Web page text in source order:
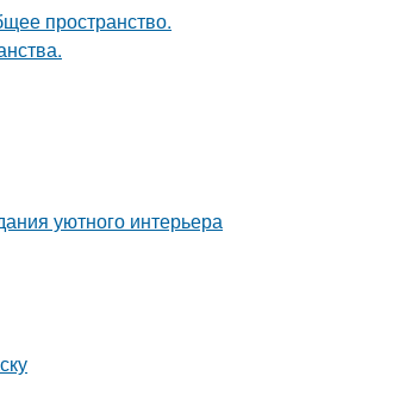
пространство.
уютного интерьера